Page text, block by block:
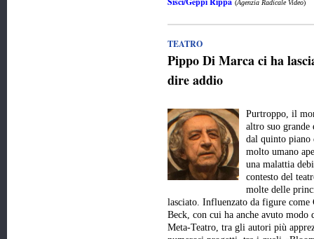
(Agenzia Radicale Video)
TEATRO
Pippo Di Marca ci ha
dire addio
Purtroppo, il
altro suo grande
dal quinto piano
molto umano
una malattia
contesto del
molte delle
lasciato. Influenzato da figure come
Beck, con cui ha anche avuto
Meta-Teatro, tra gli autori più